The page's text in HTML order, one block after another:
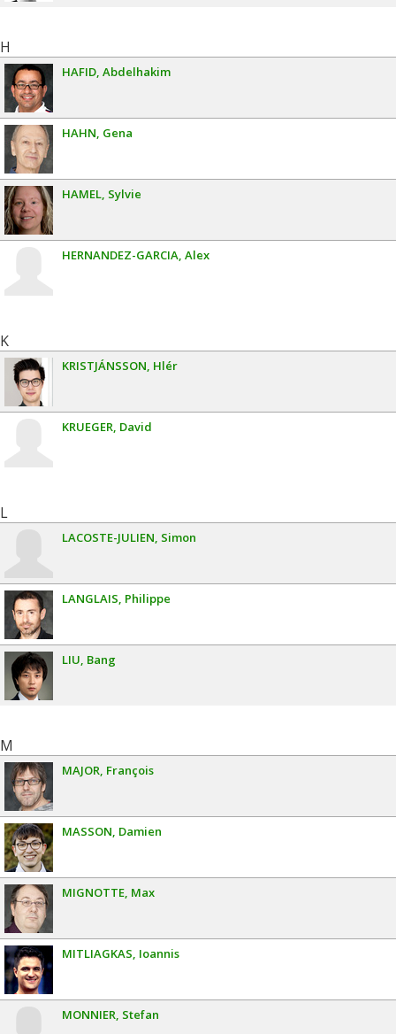
H
HAFID Abdelhakim
HAHN Gena
HAMEL Sylvie
HERNANDEZ-GARCIA Alex
K
KRISTJÁNSSON Hlér
KRUEGER David
L
LACOSTE-JULIEN Simon
LANGLAIS Philippe
LIU Bang
M
MAJOR François
MASSON Damien
MIGNOTTE Max
MITLIAGKAS Ioannis
MONNIER Stefan